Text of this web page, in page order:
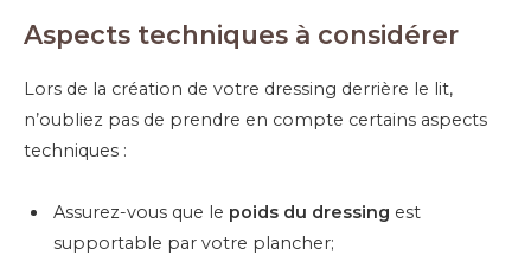
Aspects techniques à considérer
Lors de la création de votre dressing derrière le lit,
n’oubliez pas de prendre en compte certains aspects
techniques :
Assurez-vous que le poids du dressing est
supportable par votre plancher;